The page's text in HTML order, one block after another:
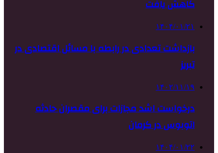
کاهش یافت
۱۴۰۴/۰۱/۲۱
بازداشت تعدادی در رابطه با مسائل اقتصادی در
تبریز
۱۴۰۲/۱۱/۱۹
درخواست اشد مجازات برای مقصران حادثه
اتوبوس در کرمان
۱۴۰۴/۰۱/۲۲